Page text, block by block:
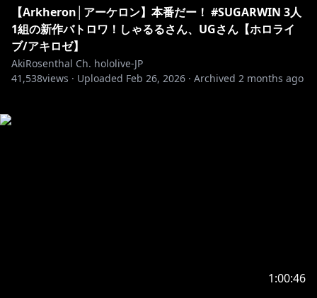
【Arkheron│アーケロン】本番だー！ #SUGARWIN 3人
1組の新作バトロワ！しゃるるさん、UGさん【ホロライ
ブ/アキロゼ】
AkiRosenthal Ch. hololive-JP
41,538views · Uploaded Feb 26, 2026 · Archived 2 months ago
1:00:46